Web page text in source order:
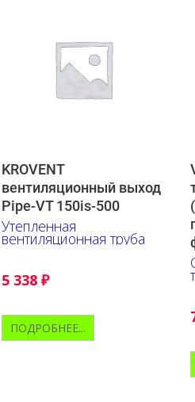
KROVENT
вентиляционный выход
Pipe-VT 150is-500
Утепленная
вентиляционная труба
5 338 ₽
ПОДРОБНЕЕ...